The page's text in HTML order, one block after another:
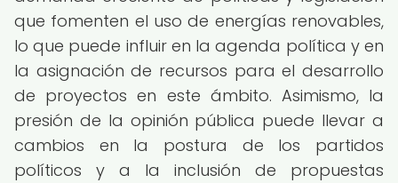
que fomenten el uso de energías renovables,
lo que puede influir en la agenda política y en
la asignación de recursos para el desarrollo
de proyectos en este ámbito. Asimismo, la
presión de la opinión pública puede llevar a
cambios en la postura de los partidos
políticos y a la inclusión de propuestas